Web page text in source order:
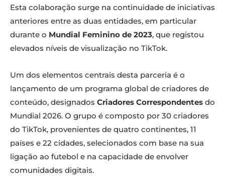
Esta colaboração surge na continuidade de iniciativas
anteriores entre as duas entidades, em particular
durante o Mundial Feminino de 2023, que registou
elevados níveis de visualização no TikTok.
Um dos elementos centrais desta parceria é o
lançamento de um programa global de criadores de
conteúdo, designados Criadores Correspondentes do
Mundial 2026. O grupo é composto por 30 criadores
do TikTok, provenientes de quatro continentes, 11
países e 22 cidades, selecionados com base na sua
ligação ao futebol e na capacidade de envolver
comunidades digitais.